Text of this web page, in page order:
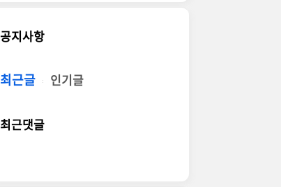
공지사항
최근글 인기글
최근댓글